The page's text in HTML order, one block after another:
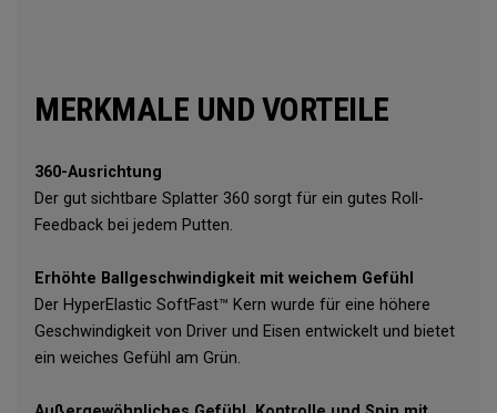
MERKMALE UND VORTEILE
360-Ausrichtung
Der gut sichtbare Splatter 360 sorgt für ein gutes Roll-
Feedback bei jedem Putten.
Erhöhte Ballgeschwindigkeit mit weichem Gefühl
Der HyperElastic SoftFast™ Kern wurde für eine höhere
Geschwindigkeit von Driver und Eisen entwickelt und bietet
ein weiches Gefühl am Grün.